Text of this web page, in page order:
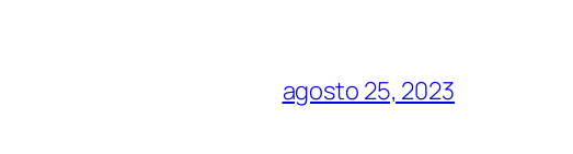
agosto 25, 2023